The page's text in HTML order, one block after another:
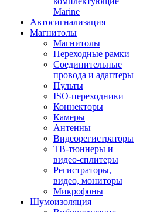
Marine
Автосигнализация
Магнитолы
Магнитолы
Переходные рамки
Соединительные
провода и адаптеры
Пульты
ISO-переходники
Коннекторы
Камеры
Антенны
Видеорегистраторы
ТВ-тюннеры и
видео-сплитеры
Регистраторы,
видео, мониторы
Микрофоны
Шумоизоляция